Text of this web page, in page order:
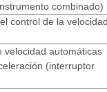
combinado)
control de la
velocidad automáticas
(interruptor